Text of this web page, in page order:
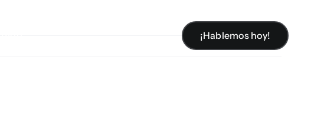
¡Hablemos hoy!
¡Hablemos hoy!
Previous
Next